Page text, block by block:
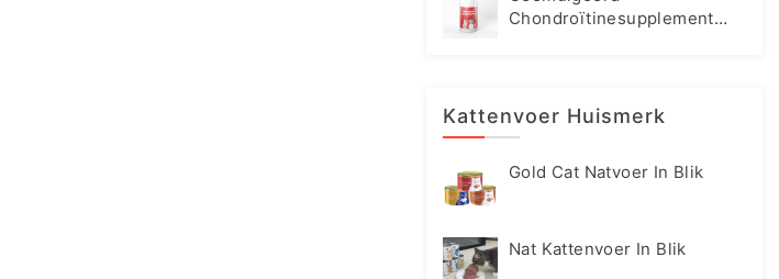
Chondroïtinesupplement
Kattenvoer Huismerk
Gold Cat Natvoer In Blik
Nat Kattenvoer In Blik